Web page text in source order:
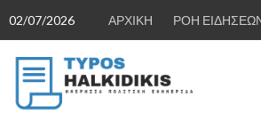
content
02/07/2026 ΑΡΧΙΚΗ ΡΟΗ